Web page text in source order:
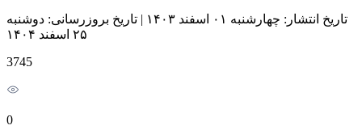
تاریخ انتشار: چهارشنبه ۰۱ اسفند ۱۴۰۳ | تاریخ بروزرسانی: دوشنبه
۲۵ اسفند ۱۴۰۴
3745
0